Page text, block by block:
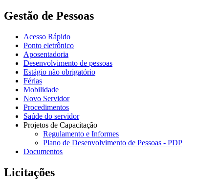
Gestão de Pessoas
Acesso Rápido
Ponto eletrônico
Aposentadoria
Desenvolvimento de pessoas
Estágio não obrigatório
Férias
Mobilidade
Novo Servidor
Procedimentos
Saúde do servidor
Projetos de Capacitação
Regulamento e Informes
Plano de Desenvolvimento de Pessoas - PDP
Documentos
Licitações